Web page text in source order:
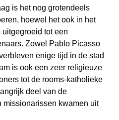
is het nog grotendeels
hoewel het ook in het
tot een
Zowel Pablo Picasso
enige tijd in de stad
is ook een zeer religieuze
tot de rooms-katholieke
deel van de
missionarissen kwamen uit